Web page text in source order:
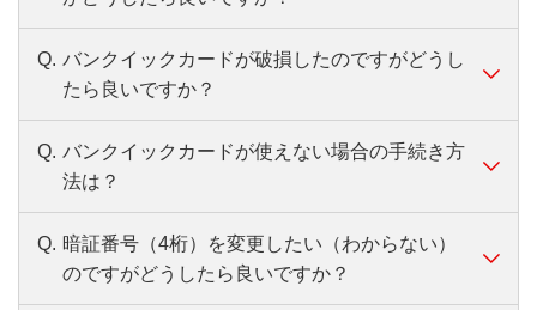
ダウンロードはこちらから（無料）
「次回返済金額」を確認
第二リテールアカウント支店専用ダイヤ
ル「0120-76-5919」（音声自動応答）で
変
更
手
続
き
録情報の変更」より変更のうえ、ホーム
画面右下「書類提出」から必要書類をご
バンクイックアプリはこちら
以下①②の書類提出をお願いします。
変更届
アプリでのお届け
アプリログイン後、右上メニュー「ご登録情報
の変更」よりご変更ください。
バンクイックアプリはこちら
会員ページでのお届け
会員ページログイン後、「ご登録情報の変更」
メニューよりご変更ください。
会員ページはこちら
会員ページはこちら
お電話でのお届け
第二リテールアカウント支店専用ダイヤル
絡ください。
00～17：00（12/31～1/3を除く）
＋81-50-3786-5919（通話料有料）
平日9:00～21:00、土・日・祝日9:00～
会員ページログイン後、ホーム画面にてご確認
いただけます。
会員ページはこちら
アカウント支店専用ダイヤル「0120-76-
5919」（音声自動応答）まで、ご連絡をお願
いします。
受付時間：平日9：00～21：00、土・日・祝日9：
00～17：00（12/31～1/3を除く）
≪お取引履歴確認方法≫
バンクイックアプリからの確認方法
バンクイックアプリログイン後、右上のメニュ
返済期日、振込返済先口座、ご利用明細等を
更等もできます。
バンクイックアプリでのご確認
ダウンロードはこちらから（無料）
バンクイックアプリについて、くわしくはこち
ら
A. 第二リテールアカウント支店専用ダイヤル
「0120-76-5919」（音声自動応答）まで、至
毎週月曜日の1:00～5:00はご利用いただけません。
上記の電話番号はバンクイックカード専用ダイヤ
ルです。キャッシュカード・通帳等の紛失につい
Q. バンクイックカードが破損したのですがどうし
たら良いですか？
A. 第二リテールアカウント支店専用ダイヤル
「0120-76-5919」（音声自動応答）まで、ご
毎週月曜日の1:00～5:00はご利用いただけません。
Q. バンクイックカードが使えない場合の手続き方
法は？
A. カードの破損、磁気が読み取れない等の理由
で使用できない場合、再発行のお手続きが必
Q. 暗証番号（4桁）を変更したい（わからない）
のですがどうしたら良いですか？